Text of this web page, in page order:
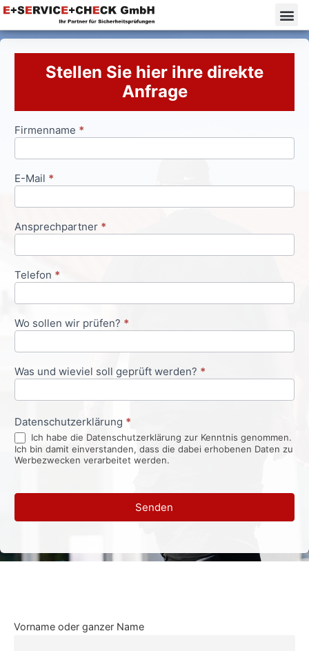
Stellen Sie hier ihre direkte
Anfrage
Anfrageformular
Firmenname *
E-Mail *
Ansprechpartner *
Telefon *
Wo sollen wir prüfen? *
Was und wieviel soll geprüft werden? *
Datenschutzerklärung *
Ich habe die Datenschutzerklärung zur Kenntnis genommen.
Ich bin damit einverstanden, dass die dabei erhobenen Daten zu
Werbezwecken verarbeitet werden.
Senden
Vorname oder ganzer Name